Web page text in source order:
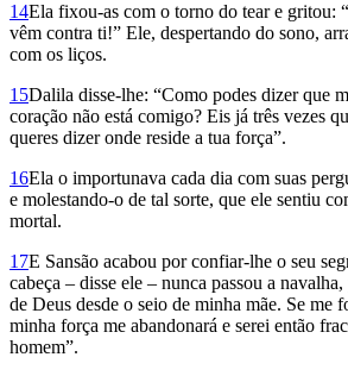
14Ela fixou-as com o torno do tear e gritou:
vêm contra ti!” Ele, despertando do sono,
com os liços.
15Dalila disse-lhe: “Como podes dizer que
coração não está comigo? Eis já três vezes
queres dizer onde reside a tua força”.
16Ela o importunava cada dia com suas
e molestando-o de tal sorte, que ele sentiu
mortal.
17E Sansão acabou por confiar-lhe o seu
cabeça – disse ele – nunca passou a
de Deus desde o seio de minha mãe. Se me
minha força me abandonará e serei então
homem”.